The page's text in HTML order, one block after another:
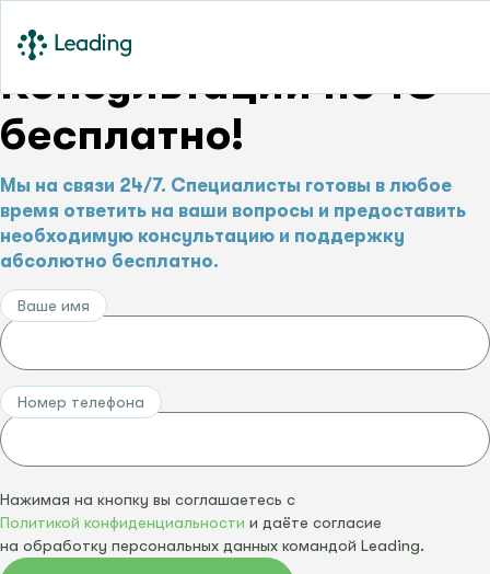
Консультации по 1С –
бесплатно!
Мы на связи 24/7. Специалисты готовы в любое
время ответить на ваши вопросы и предоставить
необходимую консультацию и поддержку
абсолютно бесплатно.
Ваше имя
Номер телефона
Нажимая на кнопку вы соглашаетесь с
Политикой конфиденциальности и даёте согласие
на обработку персональных данных командой Leading.